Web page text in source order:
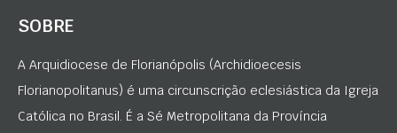
SOBRE
A Arquidiocese de Florianópolis (Archidioecesis
Florianopolitanus) é uma circunscrição eclesiástica da Igreja
Católica no Brasil. É a Sé Metropolitana da Província